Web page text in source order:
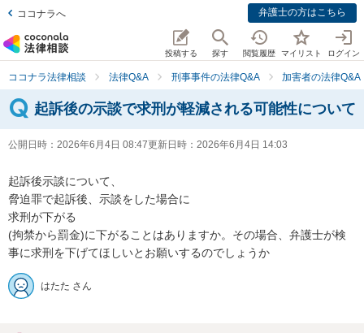
ココナラへ 弁護士の方はこちら
投稿する 探す 閲覧履歴 マイリスト ログイン
ココナラ法律相談 法律Q&A 刑事事件の法律Q&A 加害者の法律Q&A
起訴後の示談で求刑が軽減される可能性について
公開日時： 2026年6月4日 08:47更新日時： 2026年6月4日 14:03
起訴後示談について、
脅迫罪で起訴後、示談をした場合に
求刑が下がる
(拘禁から罰金)に下がることはありますか。その場合、弁護士が検
事に求刑を下げてほしいとお願いするのでしょうか
はたた さん